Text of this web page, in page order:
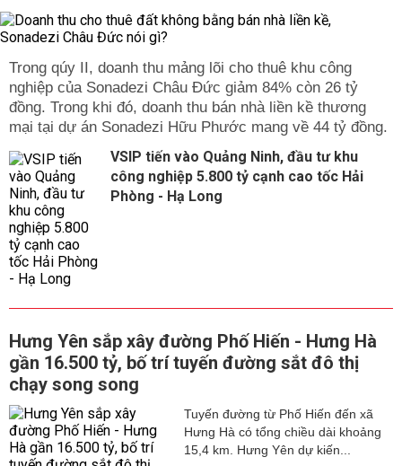
Trong qúy II, doanh thu mảng lõi cho thuê khu công
nghiệp của Sonadezi Châu Đức giảm 84% còn 26 tỷ
đồng. Trong khi đó, doanh thu bán nhà liền kề thương
mại tại dự án Sonadezi Hữu Phước mang về 44 tỷ đồng.
VSIP tiến vào Quảng Ninh, đầu tư khu
công nghiệp 5.800 tỷ cạnh cao tốc Hải
Phòng - Hạ Long
Hưng Yên sắp xây đường Phố Hiến - Hưng Hà
gần 16.500 tỷ, bố trí tuyến đường sắt đô thị
chạy song song
Tuyến đường từ Phố Hiến đến xã
Hưng Hà có tổng chiều dài khoảng
15,4 km. Hưng Yên dự kiến...